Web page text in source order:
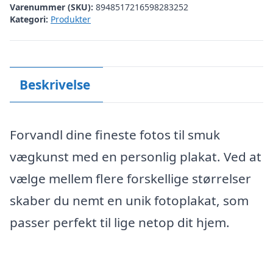
Varenummer (SKU): 8948517216598283252
Kategori: Produkter
Beskrivelse
Forvandl dine fineste fotos til smuk
vægkunst med en personlig plakat. Ved at
vælge mellem flere forskellige størrelser
skaber du nemt en unik fotoplakat, som
passer perfekt til lige netop dit hjem.